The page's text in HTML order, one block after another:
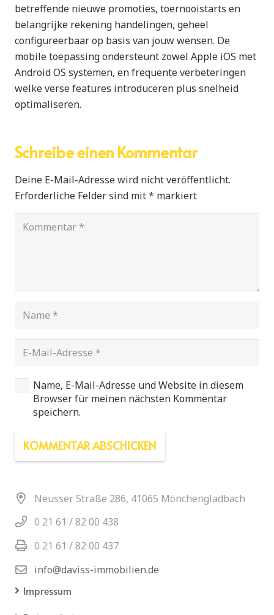
betreffende nieuwe promoties, toernooistarts en
belangrijke rekening handelingen, geheel
configureerbaar op basis van jouw wensen. De
mobile toepassing ondersteunt zowel Apple iOS met
Android OS systemen, en frequente verbeteringen
welke verse features introduceren plus snelheid
optimaliseren.
Schreibe einen Kommentar
Deine E-Mail-Adresse wird nicht veröffentlicht.
Erforderliche Felder sind mit* markiert
Name, E-Mail-Adresse und Website in diesem
Browser für meinen nächsten Kommentar
speichern.
KOMMENTAR ABSCHICKEN
Neusser Straße 286, 41065 Mönchengladbach
0 21 61 / 82 00 438
0 21 61 / 82 00 437
info@daviss-immobilien.de
Impressum